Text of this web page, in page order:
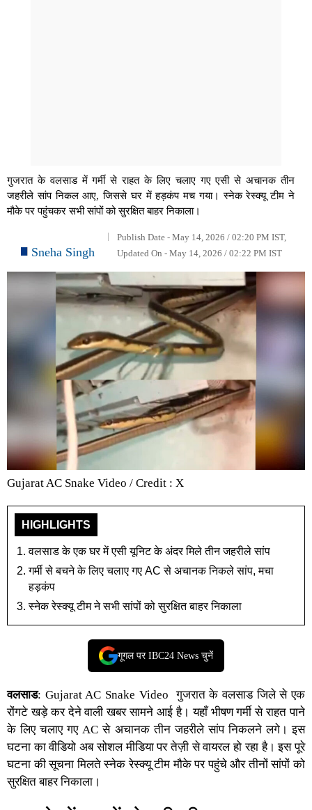
गुजरात के वलसाड में गर्मी से राहत के लिए चलाए गए एसी से अचानक तीन
जहरीले सांप निकल आए, जिससे घर में हड़कंप मच गया। स्नेक रेस्क्यू टीम ने
मौके पर पहुंचकर सभी सांपों को सुरक्षित बाहर निकाला।
Sneha Singh
Publish Date - May 14, 2026 / 02:20 PM IST,
Updated On - May 14, 2026 / 02:22 PM IST
Gujarat AC Snake Video / Credit : X
HIGHLIGHTS
वलसाड के एक घर में एसी यूनिट के अंदर मिले तीन जहरीले सांप
गर्मी से बचने के लिए चलाए गए AC से अचानक निकले सांप, मचा
हड़कंप
स्नेक रेस्क्यू टीम ने सभी सांपों को सुरक्षित बाहर निकाला
गूगल पर IBC24 News चुनें
वलसाड: Gujarat AC Snake Video गुजरात के वलसाड जिले से एक
रोंगटे खड़े कर देने वाली खबर सामने आई है। यहाँ भीषण गर्मी से राहत पाने
के लिए चलाए गए AC से अचानक तीन जहरीले सांप निकलने लगे। इस
घटना का वीडियो अब सोशल मीडिया पर तेज़ी से वायरल हो रहा है। इस पूरे
घटना की सूचना मिलते स्नेक रेस्क्यू टीम मौके पर पहुंचे और तीनों सांपों को
सुरक्षित बाहर निकाला।